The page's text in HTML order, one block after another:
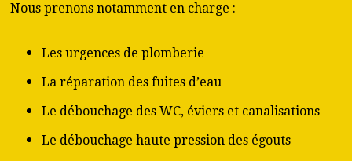
Nous prenons notamment en charge :
Les urgences de plomberie
La réparation des fuites d’eau
Le débouchage des WC, éviers et canalisations
Le débouchage haute pression des égouts